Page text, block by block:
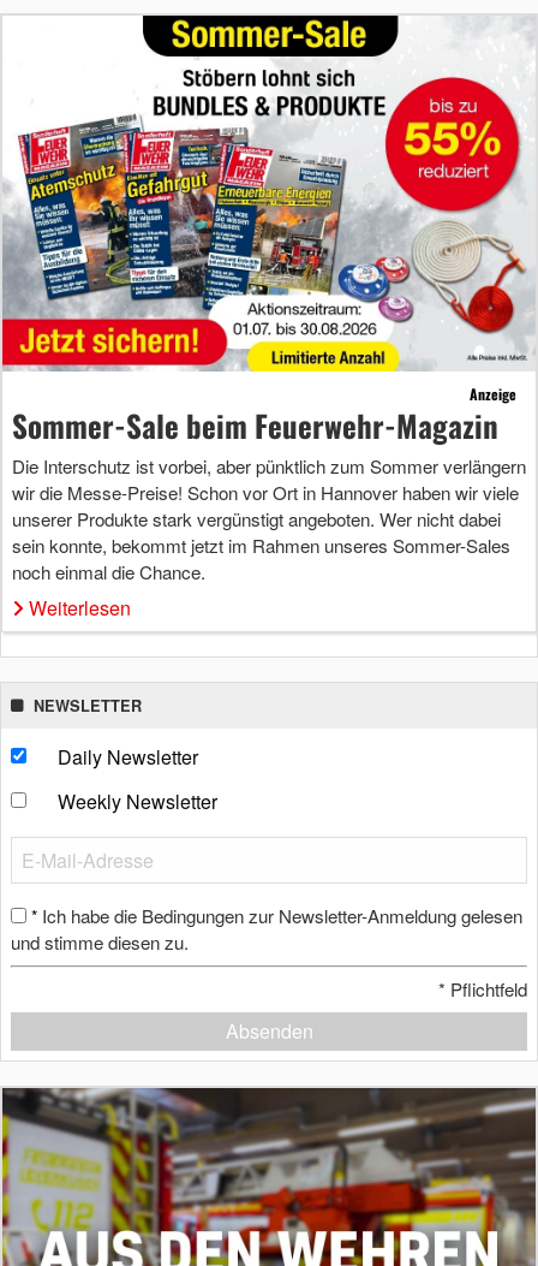
Anzeige
Sommer-Sale beim Feuerwehr-Magazin
Die Interschutz ist vorbei, aber pünktlich zum Sommer verlängern
wir die Messe-Preise! Schon vor Ort in Hannover haben wir viele
unserer Produkte stark vergünstigt angeboten. Wer nicht dabei
sein konnte, bekommt jetzt im Rahmen unseres Sommer-Sales
noch einmal die Chance.
Weiterlesen
NEWSLETTER
Daily Newsletter
Weekly Newsletter
* Ich habe die Bedingungen zur Newsletter-Anmeldung gelesen
und stimme diesen zu.
* Pflichtfeld
Absenden